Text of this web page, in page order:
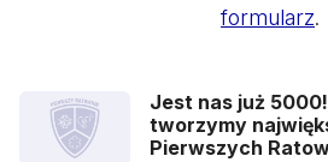
formularz.
Jest nas już
tworzymy
Pierwszych